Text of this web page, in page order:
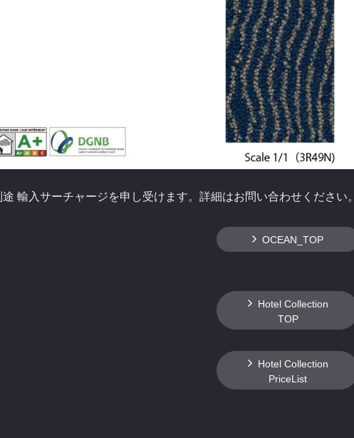
輸入サーチャージを申し受けます。詳細はお問い合わせください。
OCEAN_TOP
Hotel Collection
TOP
Hotel Collection
PriceList